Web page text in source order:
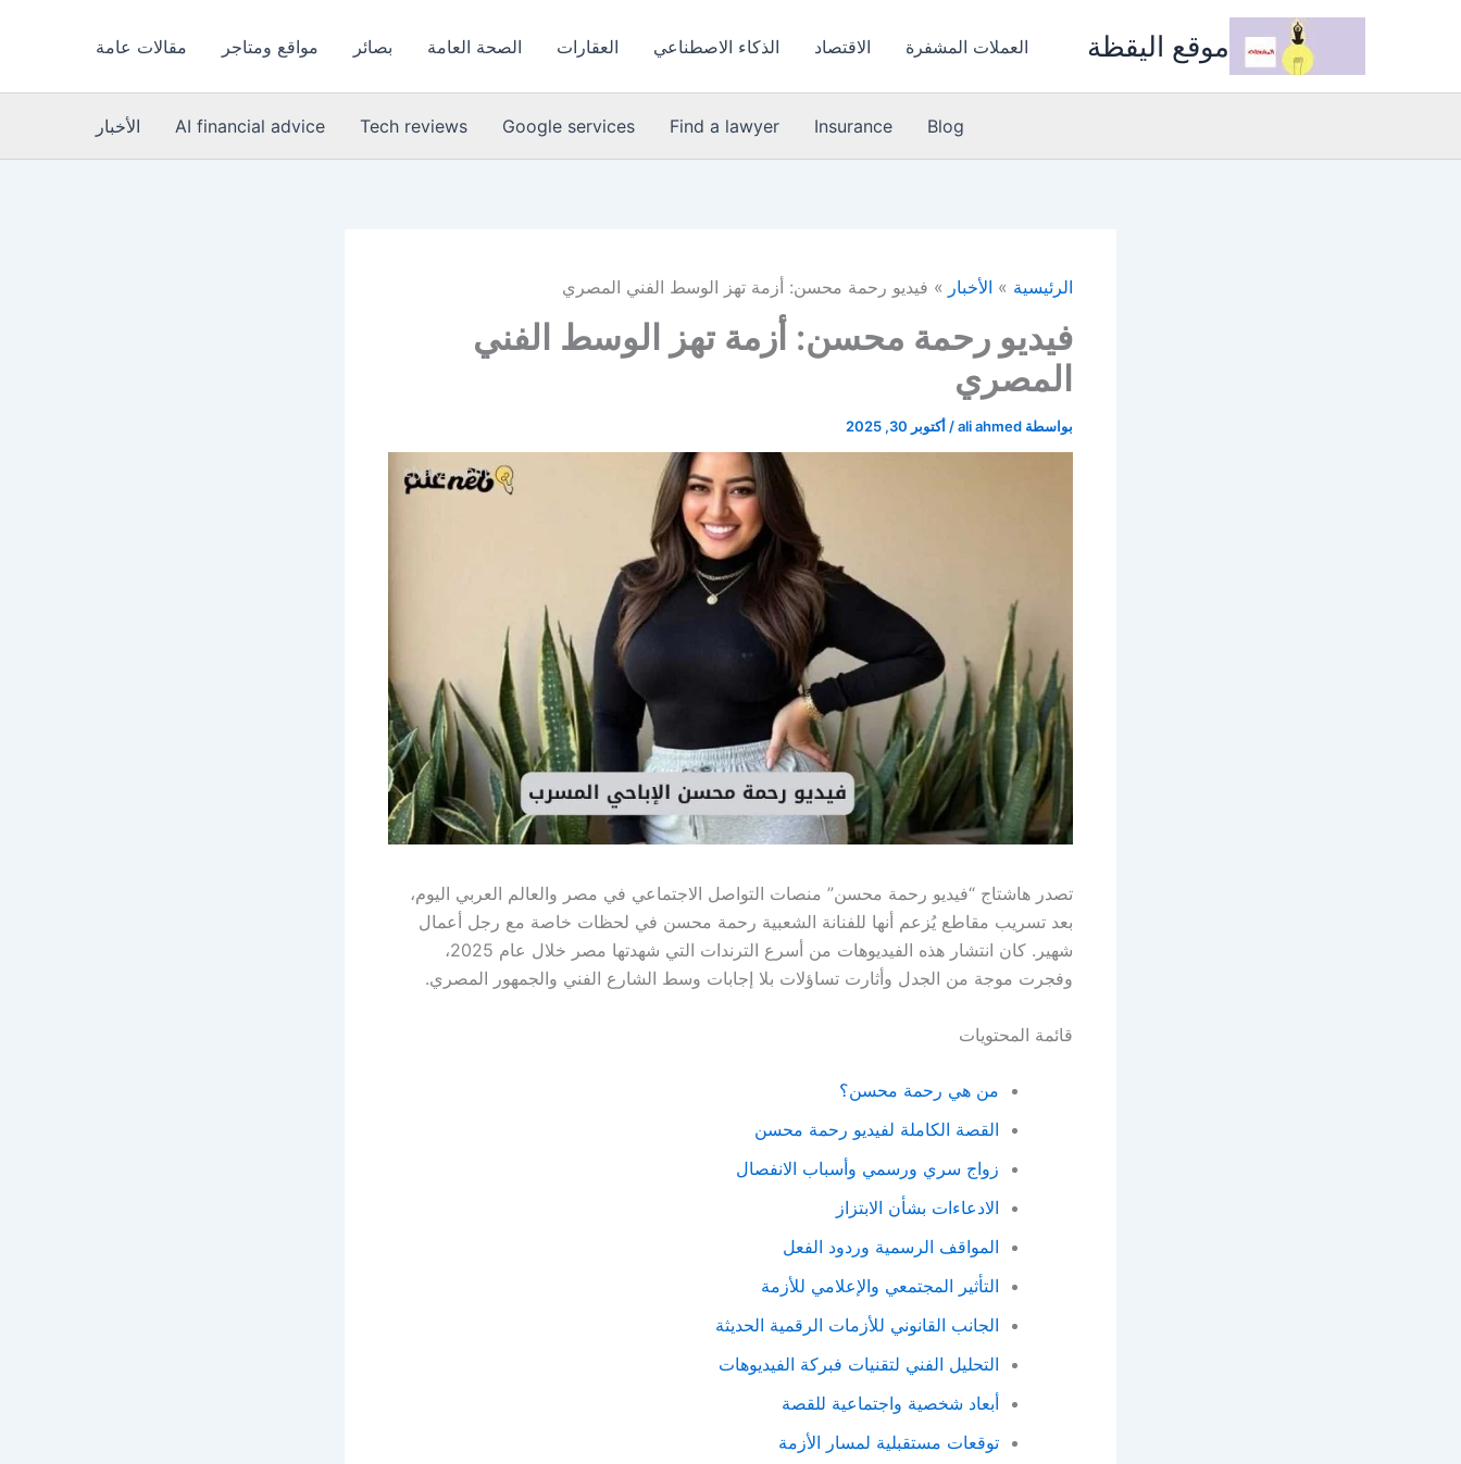
موقع اليقظة العملات المشفرة الاقتصاد الذكاء الاصطناعي العقارات الصحة العامة بصائر مواقع ومتاجر مقالات عامة
Blog
Insurance
Find a lawyer
Google services
Tech reviews
AI financial advice الأخبار
الرئيسية الأخبار فيديو رحمة محسن: أزمة تهز الوسط الفني المصري
فيديو رحمة محسن: أزمة تهز الوسط الفني
المصري
بواسطة ali ahmed
/ أكتوبر 30, 2025
تصدر هاشتاج “فيديو رحمة محسن” منصات التواصل الاجتماعي في مصر والعالم العربي اليوم،
بعد تسريب مقاطع يُزعم أنها للفنانة الشعبية رحمة محسن في لحظات خاصة مع رجل أعمال
شهير. كان انتشار هذه الفيديوهات من أسرع الترندات التي شهدتها مصر خلال عام 2025،
وفجرت موجة من الجدل وأثارت تساؤلات بلا إجابات وسط الشارع الفني والجمهور المصري.
قائمة المحتويات
من هي رحمة محسن؟
القصة الكاملة لفيديو رحمة محسن
زواج سري ورسمي وأسباب الانفصال
الادعاءات بشأن الابتزاز
المواقف الرسمية وردود الفعل
التأثير المجتمعي والإعلامي للأزمة
الجانب القانوني للأزمات الرقمية الحديثة
التحليل الفني لتقنيات فبركة الفيديوهات
أبعاد شخصية واجتماعية للقصة
توقعات مستقبلية لمسار الأزمة